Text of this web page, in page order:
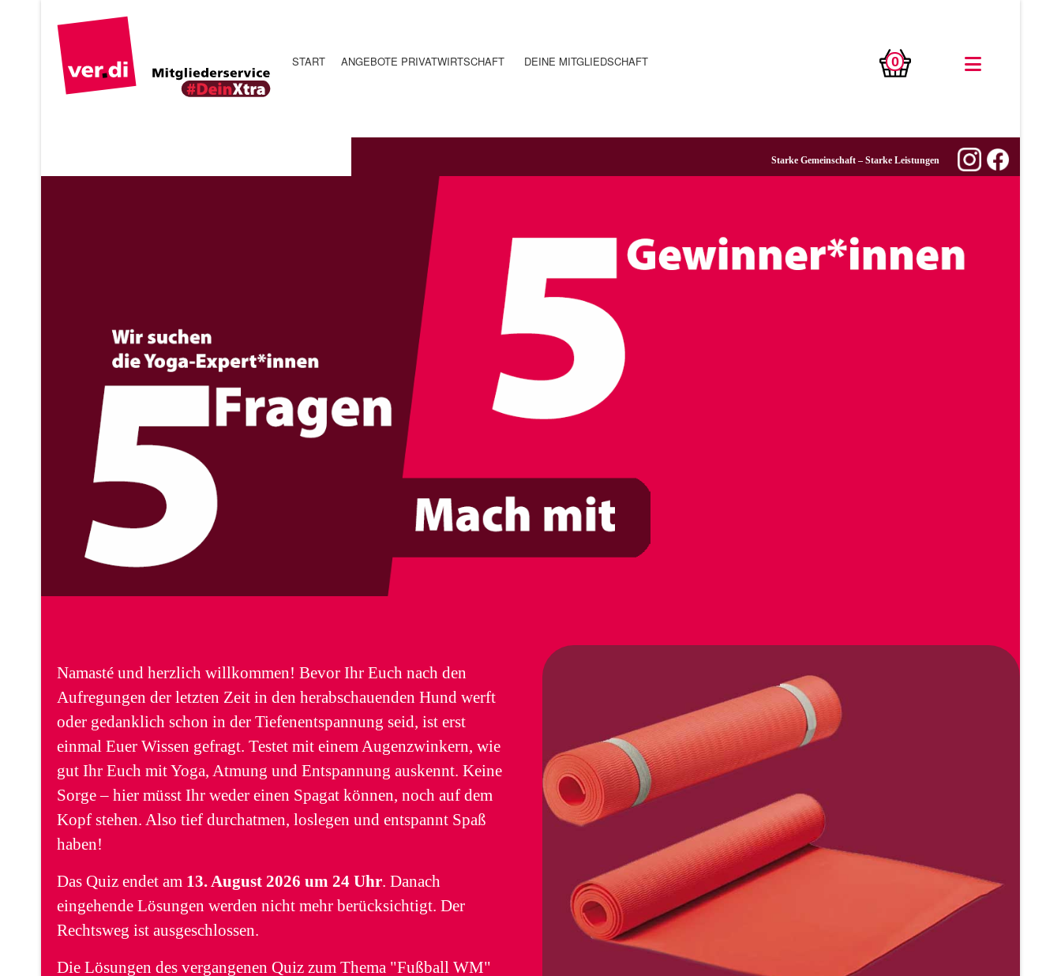
START ANGEBOTE PRIVATWIRTSCHAFT DEINE MITGLIEDSCHAFT 0
Starke Gemeinschaft – Starke Leistungen
Namasté und herzlich willkommen! Bevor Ihr Euch nach den
Aufregungen der letzten Zeit in den herabschauenden Hund werft
oder gedanklich schon in der Tiefenentspannung seid, ist erst
einmal Euer Wissen gefragt. Testet mit einem Augenzwinkern, wie
gut Ihr Euch mit Yoga, Atmung und Entspannung auskennt. Keine
Sorge – hier müsst Ihr weder einen Spagat können, noch auf dem
Kopf stehen. Also tief durchatmen, loslegen und entspannt Spaß
haben!
Das Quiz endet am 13. August 2026 um 24 Uhr. Danach
eingehende Lösungen werden nicht mehr berücksichtigt. Der
Rechtsweg ist ausgeschlossen.
Die Lösungen des vergangenen Quiz zum Thema "Fußball WM"